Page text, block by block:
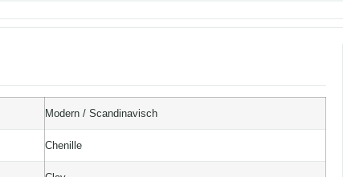
Modern / Scandinavisch
Chenille